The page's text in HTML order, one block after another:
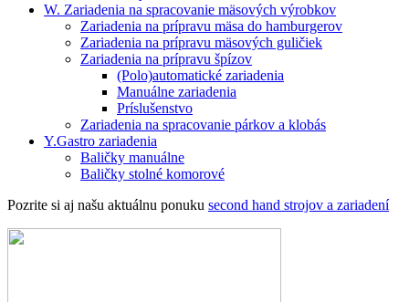
W. Zariadenia na spracovanie mäsových výrobkov
Zariadenia na prípravu mäsa do hamburgerov
Zariadenia na prípravu mäsových guličiek
Zariadenia na prípravu špízov
(Polo)automatické zariadenia
Manuálne zariadenia
Príslušenstvo
Zariadenia na spracovanie párkov a klobás
Y.Gastro zariadenia
Baličky manuálne
Baličky stolné komorové
Pozrite si aj našu aktuálnu ponuku second hand strojov a zariadení